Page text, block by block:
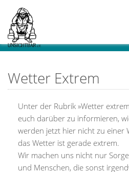
Wetter Extrem
Unter der Rubrik »Wetter
euch darüber zu informieren,
werden jetzt hier nicht zu einer
das Wetter ist gerade extrem.
Wir machen uns nicht nur
und Menschen, die sonst